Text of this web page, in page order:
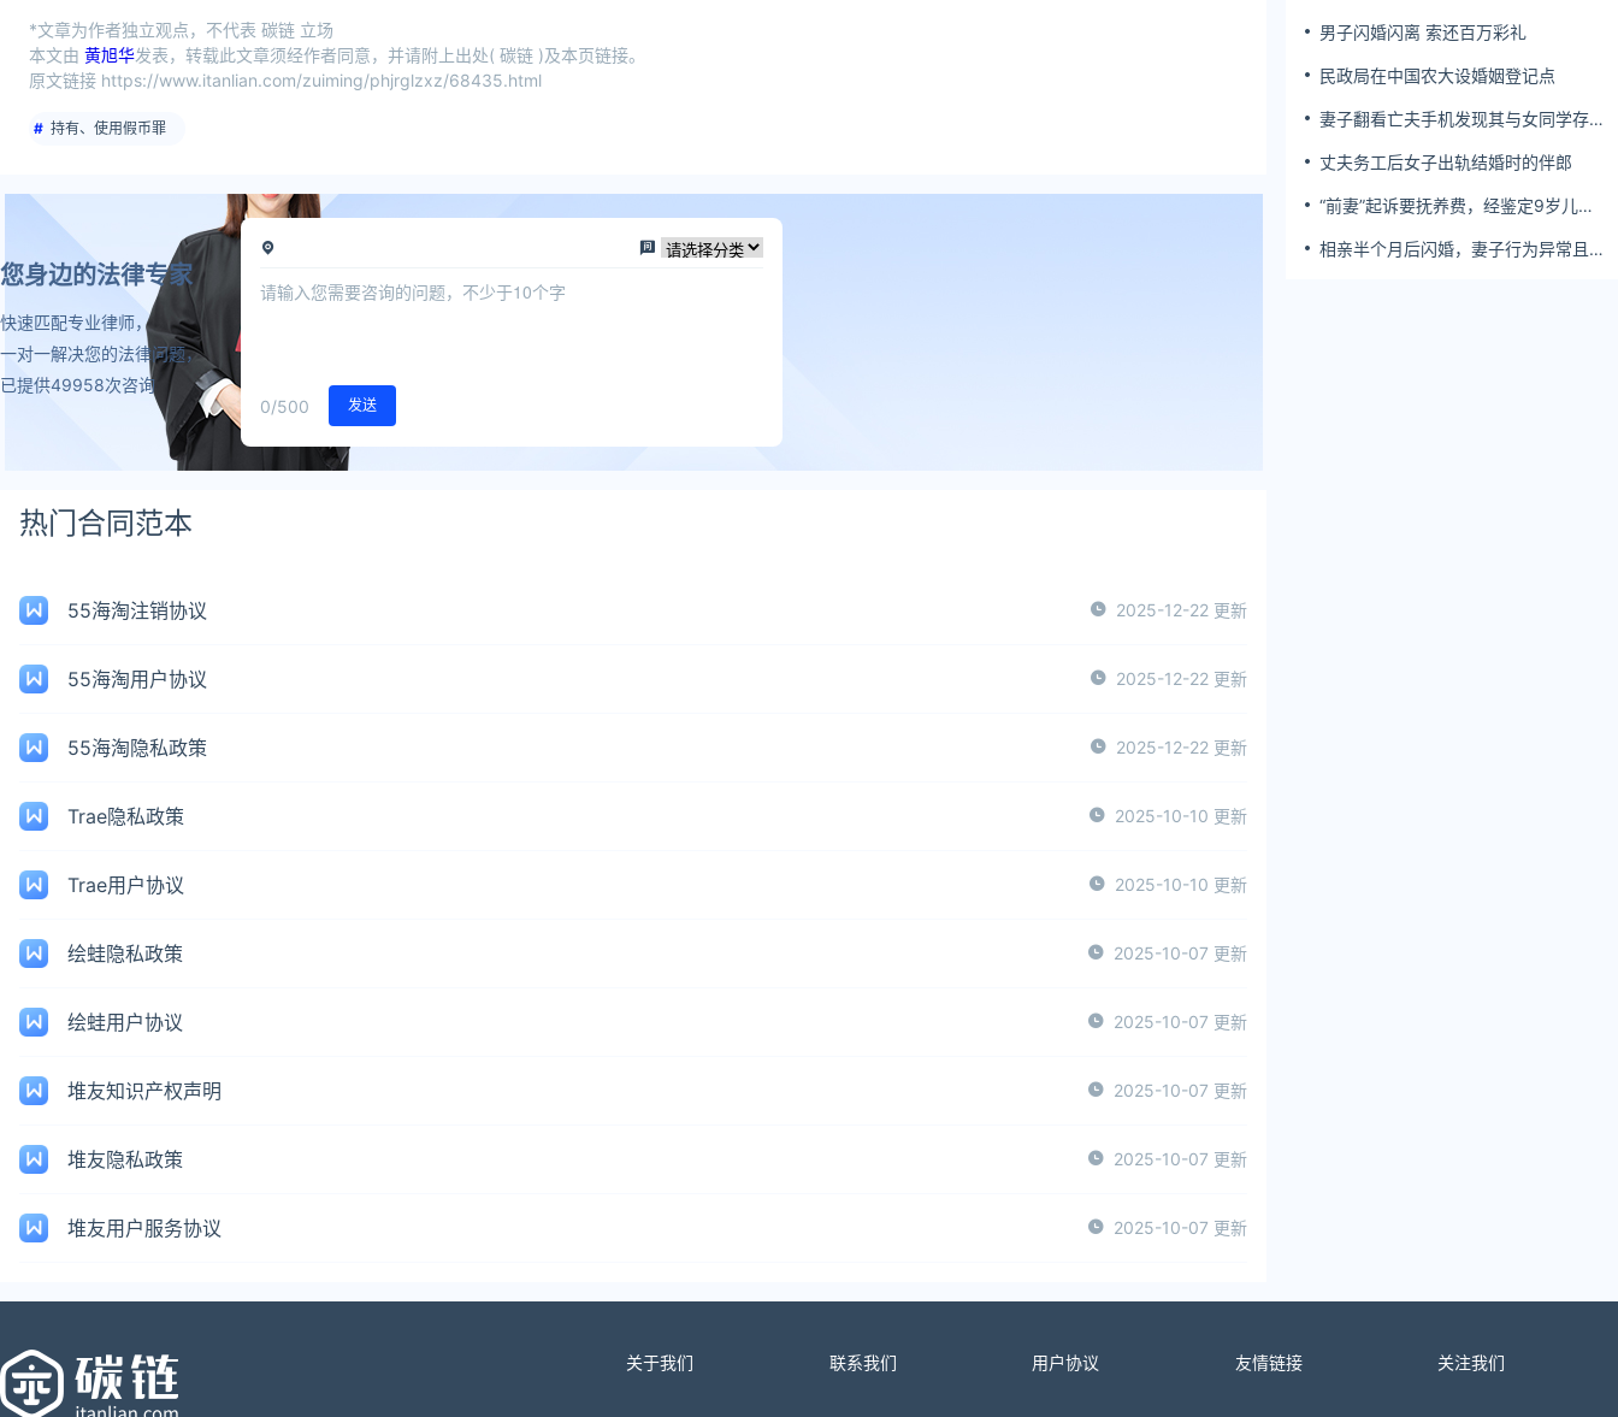
*文章为作者独立观点，不代表 碳链 立场
本文由 黄旭华发表，转载此文章须经作者同意，并请附上出处( 碳链 )及本页链接。
原文链接 https://www.itanlian.com/zuiming/phjrglzxz/68435.html
持有、使用假币罪
您身边的法律专家
快速匹配专业律师，
一对一解决您的法律问题，
已提供49958次咨询
0/500 发送
热门合同范本
55海淘注销协议 2025-12-22 更新
55海淘用户协议 2025-12-22 更新
55海淘隐私政策 2025-12-22 更新
Trae隐私政策 2025-10-10 更新
Trae用户协议 2025-10-10 更新
绘蛙隐私政策 2025-10-07 更新
绘蛙用户协议 2025-10-07 更新
堆友知识产权声明 2025-10-07 更新
堆友隐私政策 2025-10-07 更新
堆友用户服务协议 2025-10-07 更新
男子闪婚闪离 索还百万彩礼
民政局在中国农大设婚姻登记点
妻子翻看亡夫手机发现其与女同学存婚
丈夫务工后女子出轨结婚时的伴郎
“前妻”起诉要抚养费，经鉴定9岁儿子
相亲半个月后闪婚，妻子行为异常且持
关于我们 联系我们 用户协议 友情链接 关注我们